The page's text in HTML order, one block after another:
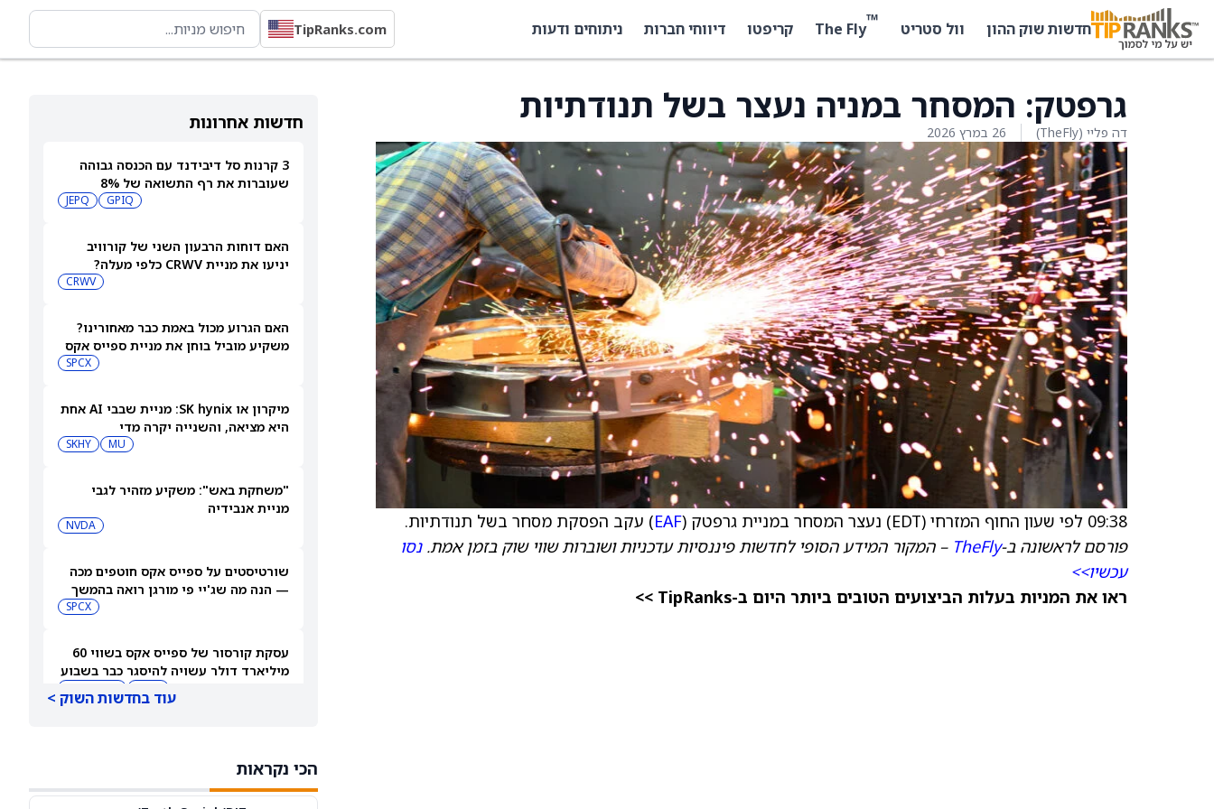
חדשות שוק ההון וול סטריט ™
The Fly קריפטו דיווחי חברות ניתוחים ודעות TipRanks.com
חדשות אחרונות
3 קרנות סל דיבידנד עם הכנסה גבוהה
שעוברות את רף התשואה של 8%
GPIQ
JEPQ
האם דוחות הרבעון השני של קורוויב
יניעו את מניית CRWV כלפי מעלה?
CRWV
האם הגרוע מכול באמת כבר מאחורינו?
משקיע מוביל בוחן את מניית ספייס אקס
SPCX
מיקרון או SK hynix: מניית שבבי AI אחת
היא מציאה, והשנייה יקרה מדי
MU
SKHY
"משחקת באש": משקיע מזהיר לגבי
מניית אנבידיה
NVDA
שורטיסטים על ספייס אקס חוטפים מכה
— הנה מה שג'יי פי מורגן רואה בהמשך
SPCX
עסקת קורסור של ספייס אקס בשווי 60
מיליארד דולר עשויה להיסגר כבר בשבוע
לטסלה
עוד בחדשות השוק >
הכי נקראות
גרפטק: המסחר במניה נעצר בשל תנודתיות
דה פליי (TheFly) 26 במרץ 2026
09:38 לפי שעון החוף המזרחי (EDT) נעצר המסחר במניית גרפטק ( EAF) עקב הפסקת מסחר בשל תנודתיות.
פורסם לראשונה ב-TheFly – המקור המידע הסופי לחדשות פיננסיות עדכניות ושוברות שווי שוק בזמן אמת.נסו
עכשיו>>
ראו את המניות בעלות הביצועים הטובים ביותר היום ב-TipRanks >>